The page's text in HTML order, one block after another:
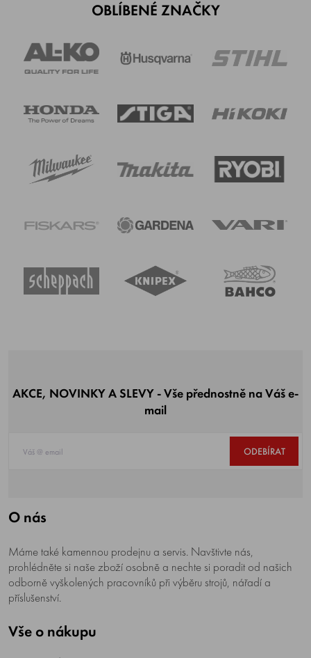
OBLÍBENÉ ZNAČKY
AKCE, NOVINKY A SLEVY - Vše přednostně na Váš e-
mail
ODEBÍRAT
O nás
Máme také kamennou prodejnu a servis. Navštivte nás,
prohlédněte si naše zboží osobně a nechte si poradit od našich
odborně vyškolených pracovníků při výběru strojů, nářadí a
příslušenství.
Vše o nákupu